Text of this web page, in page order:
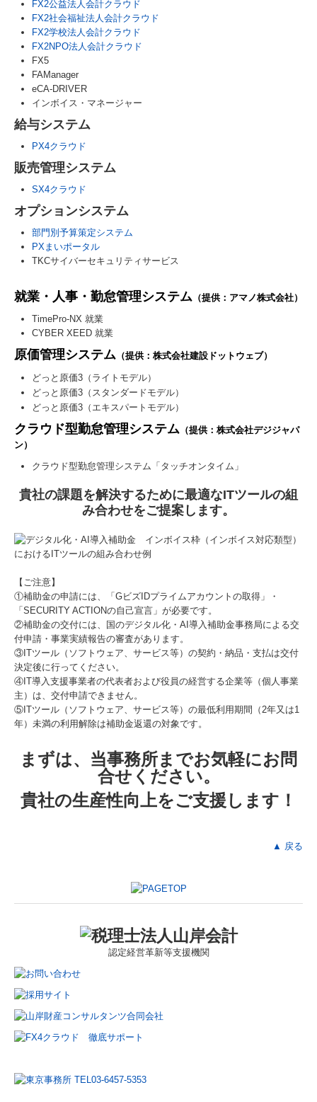
FX2公益法人会計クラウド
FX2社会福祉法人会計クラウド
FX2学校法人会計クラウド
FX2NPO法人会計クラウド
FX5
FAManager
eCA-DRIVER
インボイス・マネージャー
給与システム
PX4クラウド
販売管理システム
SX4クラウド
オプションシステム
部門別予算策定システム
PXまいポータル
TKCサイバーセキュリティサービス
就業・人事・勤怠管理システム （提供：アマノ株式会社）
TimePro-NX 就業
CYBER XEED 就業
原価管理システム （提供：株式会社建設ドットウェブ）
どっと原価3（ライトモデル）
どっと原価3（スタンダードモデル）
どっと原価3（エキスパートモデル）
クラウド型勤怠管理システム （提供：株式会社デジジャパ
ン）
クラウド型勤怠管理システム「タッチオンタイム」
貴社の課題を解決するために最適なITツールの組
み合わせをご提案します。
【ご注意】
①補助金の申請には、「GビズIDプライムアカウントの取得」・
「SECURITY ACTIONの自己宣言」が必要です。
②補助金の交付には、国のデジタル化・AI導入補助金事務局による交
付申請・事業実績報告の審査があります。
③ITツール（ソフトウェア、サービス等）の契約・納品・支払は交付
決定後に行ってください。
④IT導入支援事業者の代表者および役員の経営する企業等（個人事業
主）は、交付申請できません。
⑤ITツール（ソフトウェア、サービス等）の最低利用期間（2年又は1
年）未満の利用解除は補助金返還の対象です。
まずは、当事務所までお気軽にお問
合せください。
貴社の生産性向上をご支援します！
▲ 戻る
認定経営革新等支援機関